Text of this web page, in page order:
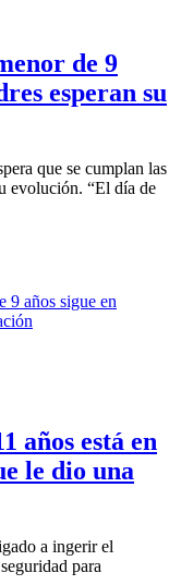
de 9
esperan su
que se cumplan las
evolución. “El día de
años está en
le dio una
a ingerir el
para